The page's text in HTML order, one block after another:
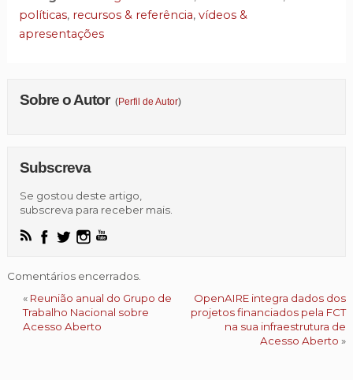
políticas, recursos & referência, vídeos &
apresentações
Sobre o Autor (Perfil de Autor)
Subscreva
Se gostou deste artigo,
subscreva para receber mais.
Comentários encerrados.
« Reunião anual do Grupo de
Trabalho Nacional sobre
Acesso Aberto
OpenAIRE integra dados dos
projetos financiados pela FCT
na sua infraestrutura de
Acesso Aberto »